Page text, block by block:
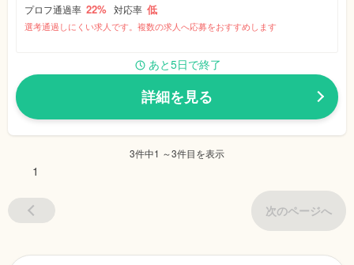
プロフ通過率 22% 対応率 低
選考通過しにくい求人です。複数の求人へ応募をおすすめします
あと5日で終了
詳細を見る
3件中1 ～3件目を表示
1
次のページへ